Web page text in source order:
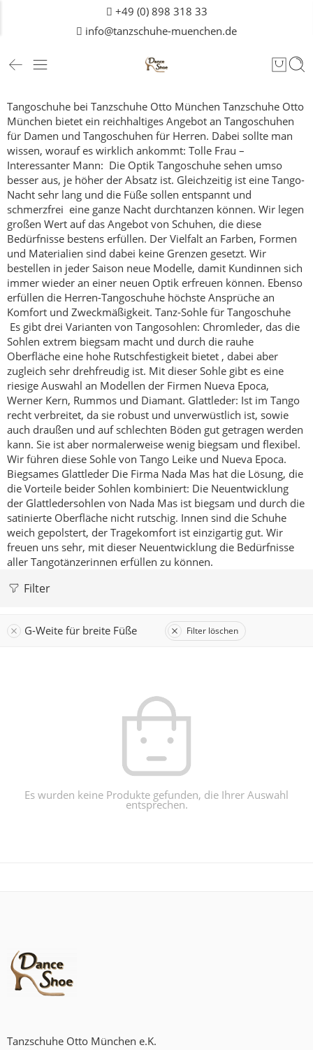
+49 (0) 898 318 33
info@tanzschuhe-muenchen.de
Tangoschuhe bei Tanzschuhe Otto München Tanzschuhe Otto
München bietet ein reichhaltiges Angebot an Tangoschuhen
für Damen und Tangoschuhen für Herren. Dabei sollte man
wissen, worauf es wirklich ankommt: Tolle Frau –
Interessanter Mann: Die Optik Tangoschuhe sehen umso
besser aus, je höher der Absatz ist. Gleichzeitig ist eine Tango-
Nacht sehr lang und die Füße sollen entspannt und
schmerzfrei eine ganze Nacht durchtanzen können. Wir legen
großen Wert auf das Angebot von Schuhen, die diese
Bedürfnisse bestens erfüllen. Der Vielfalt an Farben, Formen
und Materialien sind dabei keine Grenzen gesetzt. Wir
bestellen in jeder Saison neue Modelle, damit Kundinnen sich
immer wieder an einer neuen Optik erfreuen können. Ebenso
erfüllen die Herren-Tangoschuhe höchste Ansprüche an
Komfort und Zweckmäßigkeit. Tanz-Sohle für Tangoschuhe
Es gibt drei Varianten von Tangosohlen: Chromleder, das die
Sohlen extrem biegsam macht und durch die rauhe
Oberfläche eine hohe Rutschfestigkeit bietet , dabei aber
zugleich sehr drehfreudig ist. Mit dieser Sohle gibt es eine
riesige Auswahl an Modellen der Firmen Nueva Epoca,
Werner Kern, Rummos und Diamant. Glattleder: Ist im Tango
recht verbreitet, da sie robust und unverwüstlich ist, sowie
auch draußen und auf schlechten Böden gut getragen werden
kann. Sie ist aber normalerweise wenig biegsam und flexibel.
Wir führen diese Sohle von Tango Leike und Nueva Epoca.
Biegsames Glattleder Die Firma Nada Mas hat die Lösung, die
die Vorteile beider Sohlen kombiniert: Die Neuentwicklung
der Glattledersohlen von Nada Mas ist biegsam und durch die
satinierte Oberfläche nicht rutschig. Innen sind die Schuhe
weich gepolstert, der Tragekomfort ist einzigartig gut. Wir
freuen uns sehr, mit dieser Neuentwicklung die Bedürfnisse
aller Tangotänzerinnen erfüllen zu können.
Filter
G-Weite für breite Füße Filter löschen
Es wurden keine Produkte gefunden, die Ihrer Auswahl
entsprechen.
Tanzschuhe Otto München e.K.